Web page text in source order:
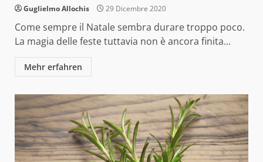
Guglielmo Allochis 29 Dicembre 2020
Come sempre il Natale sembra durare troppo poco.
La magia delle feste tuttavia non è ancora finita...
Mehr erfahren